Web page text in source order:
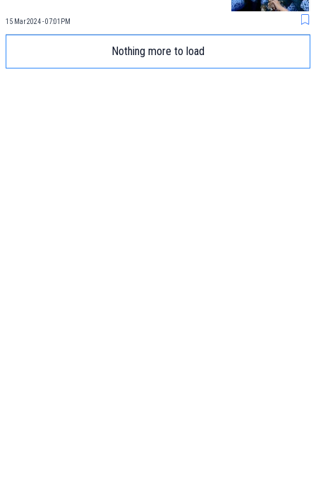
15 Mar 2024 - 07:01PM
Nothing more to load